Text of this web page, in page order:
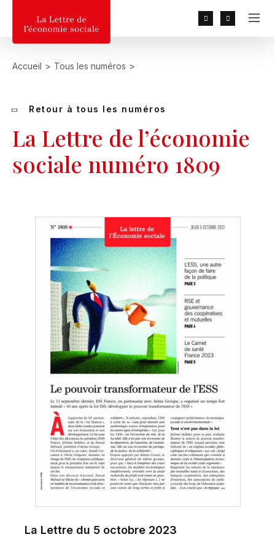
Accueil > Tous les numéros >
La Lettre de l’économie
sociale numéro 1809
Retour à tous les numéros
La Lettre du 5 octobre 2023